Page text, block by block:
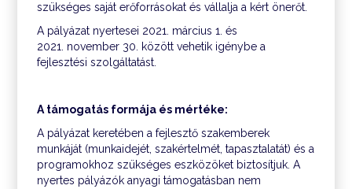
szükséges saját erőforrásokat és vállalja a kért önerőt.
A pályázat nyertesei 2021. március 1. és
2021. november 30. között vehetik igénybe a
fejlesztési szolgáltatást.
A támogatás formája és mértéke:
A pályázat keretében a fejlesztő szakemberek
munkáját (munkaidejét, szakértelmét, tapasztalatát) és a
programokhoz szükséges eszközöket biztosítjuk. A
nyertes pályázók anyagi támogatásban nem